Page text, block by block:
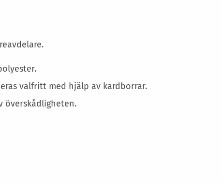
valfritt med hjälp av kardborrar.
överskådligheten.